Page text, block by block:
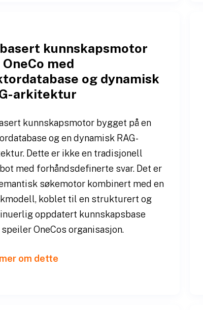
kunnskapsmotor
med
og dynamisk
arkitektur
kunnskapsmotor bygget på en
og en dynamisk RAG-
Dette er ikke en tradisjonell
med forhåndsdefinerte svar. Det er
søkemotor kombinert med en
koblet til en strukturert og
oppdatert kunnskapsbase
OneCos organisasjon.
om dette